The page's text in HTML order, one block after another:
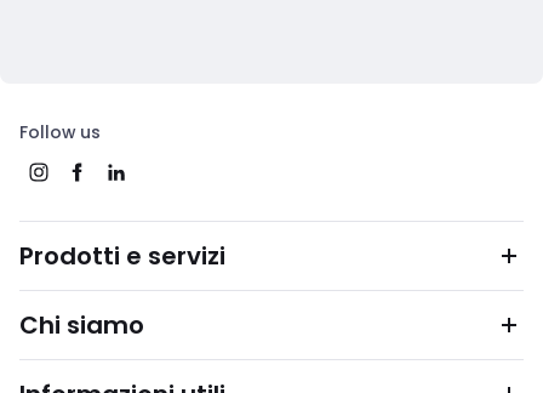
Follow us
Prodotti e servizi
Chi siamo